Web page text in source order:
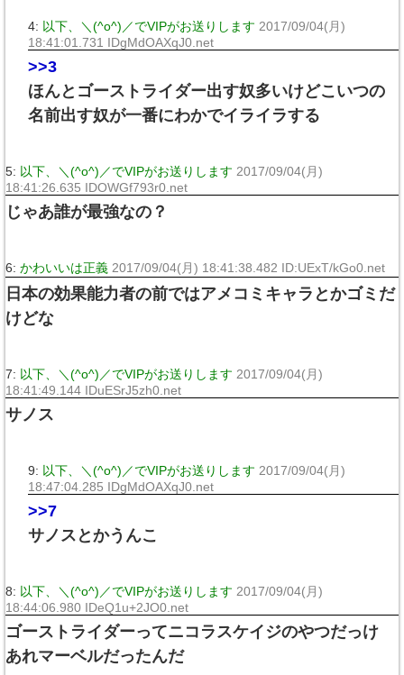
4: 以下、＼(^o^)／でVIPがお送りします 2017/09/04(月)
18:41:01.731 IDgMdOAXqJ0.net
>>3
ほんとゴーストライダー出す奴多いけどこいつの
名前出す奴が一番にわかでイライラする
5: 以下、＼(^o^)／でVIPがお送りします 2017/09/04(月)
18:41:26.635 IDOWGf793r0.net
じゃあ誰が最強なの？
6: かわいいは正義 2017/09/04(月) 18:41:38.482 ID:UExT/kGo0.net
日本の効果能力者の前ではアメコミキャラとかゴミだ
けどな
7: 以下、＼(^o^)／でVIPがお送りします 2017/09/04(月)
18:41:49.144 IDuESrJ5zh0.net
サノス
9: 以下、＼(^o^)／でVIPがお送りします 2017/09/04(月)
18:47:04.285 IDgMdOAXqJ0.net
>>7
サノスとかうんこ
8: 以下、＼(^o^)／でVIPがお送りします 2017/09/04(月)
18:44:06.980 IDeQ1u+2JO0.net
ゴーストライダーってニコラスケイジのやつだっけ
あれマーベルだったんだ